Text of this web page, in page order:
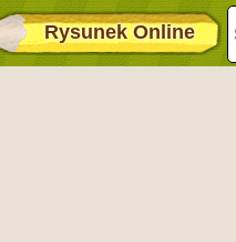
Rysunek Online